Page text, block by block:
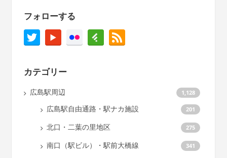
フォローする
カテゴリー
広島駅周辺 1,128
広島駅自由通路・駅ナカ施設 201
北口・二葉の里地区 275
南口（駅ビル）・駅前大橋線 341